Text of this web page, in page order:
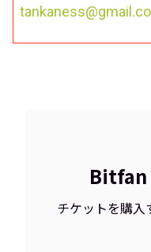
Bitfan
チケットを購入